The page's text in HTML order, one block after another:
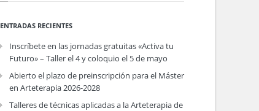
ENTRADAS RECIENTES
Inscríbete en las jornadas gratuitas «Activa tu
Futuro» – Taller el 4 y coloquio el 5 de mayo
Abierto el plazo de preinscripción para el Máster
en Arteterapia 2026-2028
Talleres de técnicas aplicadas a la Arteterapia de